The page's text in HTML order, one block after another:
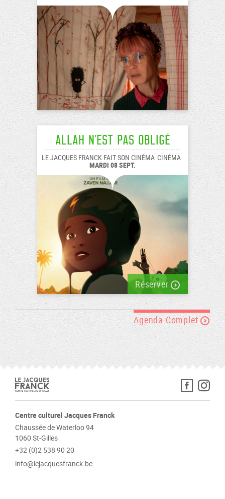
Allah n'est pas obligé
LE JACQUES FRANCK FAIT SON CINÉMA CINÉMA
MARDI 08 SEPT.
Réserver
Agenda Complet
Centre culturel Jacques Franck
Chaussée de Waterloo 94
1060 St-Gilles
+32 (0)2 538 90 20
info@lejacquesfranck.be